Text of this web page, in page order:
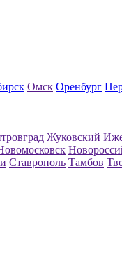
Омск Оренбург
Жуковский
Ставрополь Тамбов